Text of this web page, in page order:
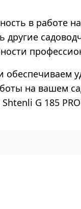
в работе
на вашем
G 185 PRO